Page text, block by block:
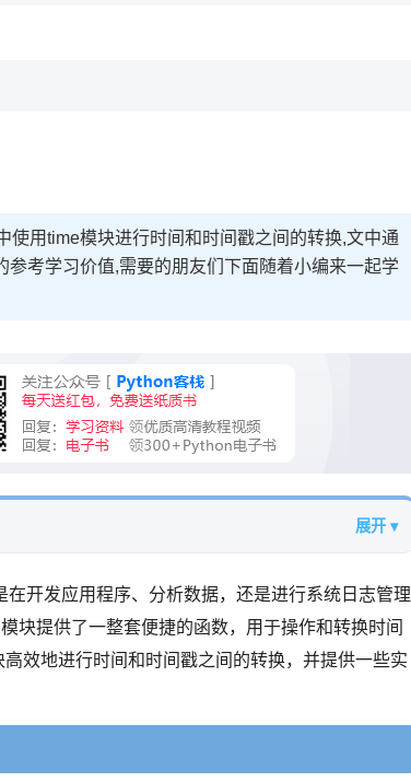
用time模块进行时间和时间戳之间的转换,文中通
考学习价值,需要的朋友们下面随着小编来一起学
展开 ▾
开发应用程序、分析数据，还是进行系统日志管理
模块提供了一整套便捷的函数，用于操作和转换时间
高效地进行时间和时间戳之间的转换，并提供一些实